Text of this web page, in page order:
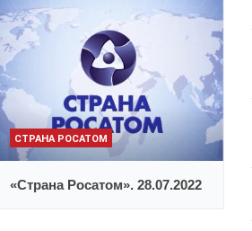
СТРАНА РОСАТОМ
«Страна Росатом». 28.07.2022